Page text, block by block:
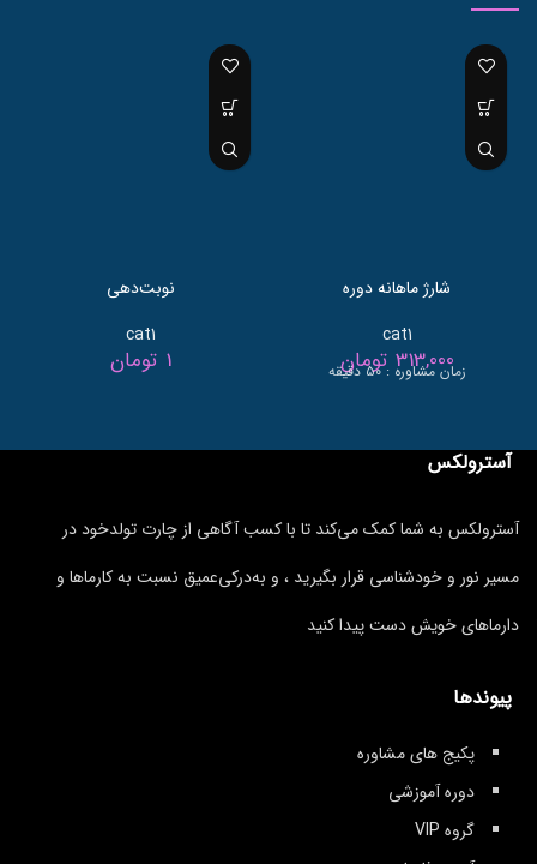
شارژ ماهانه دوره
cat1
313,000 تومانزمان مشاوره : ۵۰ دقیقه
نوبت‌دهی
cat1
1 تومان
آسترولکس
آسترولکس به شما کمک می‌کند تا با کسب آگاهی از چارت تولدخود در
مسیر نور و خودشناسی قرار بگیرید ، و به‌درکی‌عمیق نسبت به کارماها و
دارماهای خویش دست پیدا کنید
پیوندها
پکیج های مشاوره
دوره آموزشی
گروه VIP